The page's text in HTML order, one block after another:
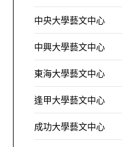
中央大學藝文中心
中興大學藝文中心
東海大學藝文中心
逢甲大學藝文中心
成功大學藝文中心